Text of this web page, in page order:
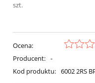
szt.
Ocena:
Producent: -
Kod produktu: 6002 2RS